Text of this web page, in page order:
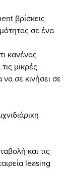
βρίσκεις
σε ένα
κανένας
μικρές
σε κινήσει σε
και τις
leasing